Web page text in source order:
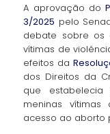
A aprovação do
3/2025 pelo
debate sobre os
vítimas de
efeitos da
dos Direitos da
que
meninas
acesso ao aborto